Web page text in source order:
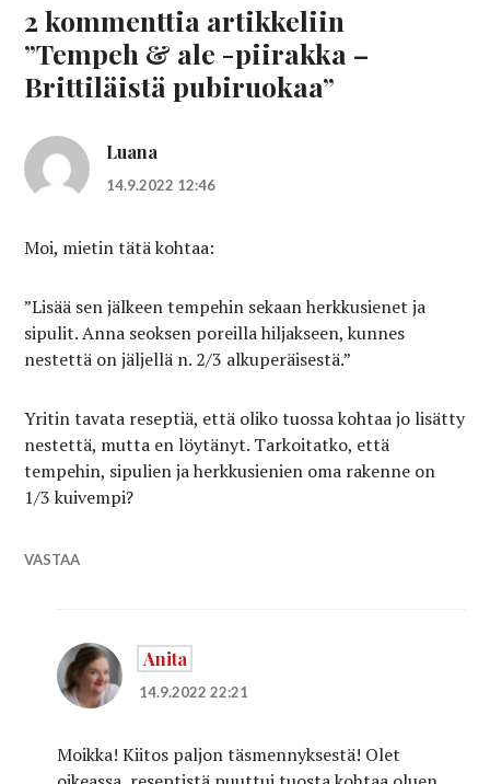
2 kommenttia artikkeliin
”Tempeh & ale -piirakka –
Brittiläistä pubiruokaa”
Luana
14.9.2022 12:46
Moi, mietin tätä kohtaa:
”Lisää sen jälkeen tempehin sekaan herkkusienet ja
sipulit. Anna seoksen poreilla hiljakseen, kunnes
nestettä on jäljellä n. 2/3 alkuperäisestä.”
Yritin tavata reseptiä, että oliko tuossa kohtaa jo lisätty
nestettä, mutta en löytänyt. Tarkoitatko, että
tempehin, sipulien ja herkkusienien oma rakenne on
1/3 kuivempi?
VASTAA
Anita
14.9.2022 22:21
Moikka! Kiitos paljon täsmennyksestä! Olet